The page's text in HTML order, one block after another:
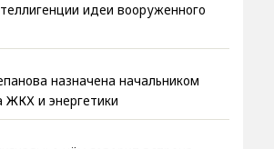
идеи вооруженного
назначена начальником
ЖКХ и энергетики